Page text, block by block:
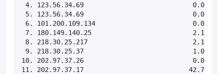
4. 123.56.34.69                            0.0%
5. 123.56.34.69                            0.0%
6. 101.200.109.134                         0.0%
7. 180.149.140.25                          2.1%
8. 218.30.25.217                           2.1%
9. 218.30.25.37                            1.0%
10. 202.97.37.26                            0.0%
11. 202.97.37.17                           42.7%